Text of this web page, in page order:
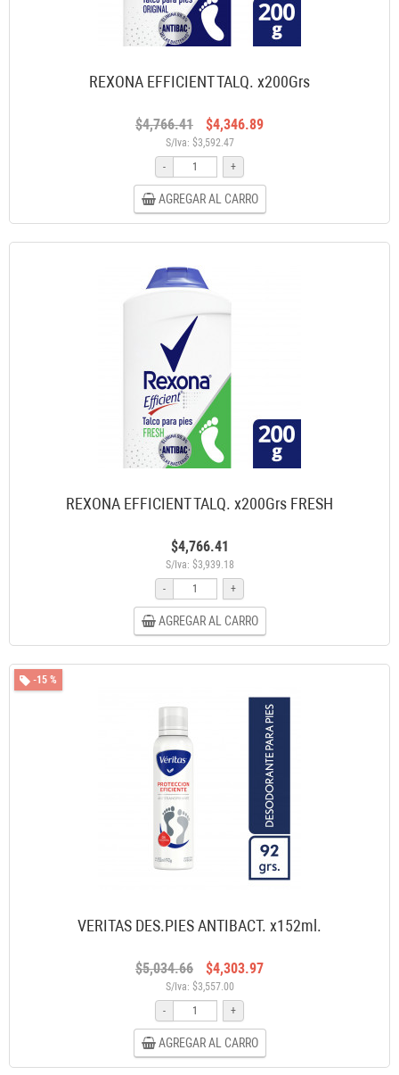
REXONA EFFICIENT TALQ. x200Grs
$4,766.41 $4,346.89
S/Iva: $3,592.47
-
+
AGREGAR AL CARRO
REXONA EFFICIENT TALQ. x200Grs FRESH
$4,766.41
S/Iva: $3,939.18
-
+
AGREGAR AL CARRO
-15 %
VERITAS DES.PIES ANTIBACT. x152ml.
$5,034.66 $4,303.97
S/Iva: $3,557.00
-
+
AGREGAR AL CARRO